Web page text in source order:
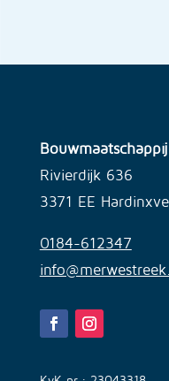
Rivierdijk 636
3371 EE
0184-612347